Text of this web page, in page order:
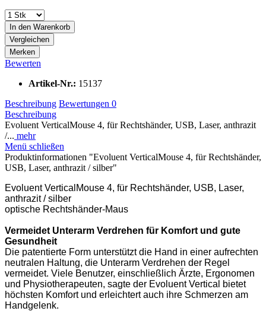
In den Warenkorb
Vergleichen
Merken
Bewerten
Artikel-Nr.: 15137
Beschreibung Bewertungen 0
Beschreibung
Evoluent VerticalMouse 4, für Rechtshänder, USB, Laser, anthrazit
/... mehr
Menü schließen
Produktinformationen "Evoluent VerticalMouse 4, für Rechtshänder,
USB, Laser, anthrazit / silber"
Evoluent VerticalMouse 4, für Rechtshänder, USB, Laser,
anthrazit / silber
optische Rechtshänder-Maus
Vermeidet Unterarm Verdrehen für Komfort und gute
Gesundheit
Die patentierte Form unterstützt die Hand in einer aufrechten
neutralen Haltung, die Unterarm Verdrehen der Regel
vermeidet. Viele Benutzer, einschließlich Ärzte, Ergonomen
und Physiotherapeuten, sagte der Evoluent Vertical bietet
höchsten Komfort und erleichtert auch ihre Schmerzen am
Handgelenk.